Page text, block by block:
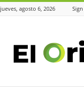
jueves, agosto 6, 2026